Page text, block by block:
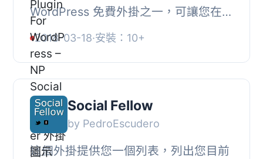
WordPress 免費外掛之一，可讓您在社
交媒體網站上分享您的網站內容、文
章，例如 Facebook、Twitter、
LinkedIn、StumbleU...
2018-03-18·安裝：10+
Social Fellow
by PedroEscudero
這個外掛提供您一個列表，列出您目前